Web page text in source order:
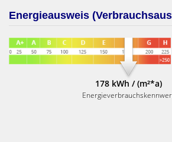
Energieausweis
178 kWh / (m²*a)